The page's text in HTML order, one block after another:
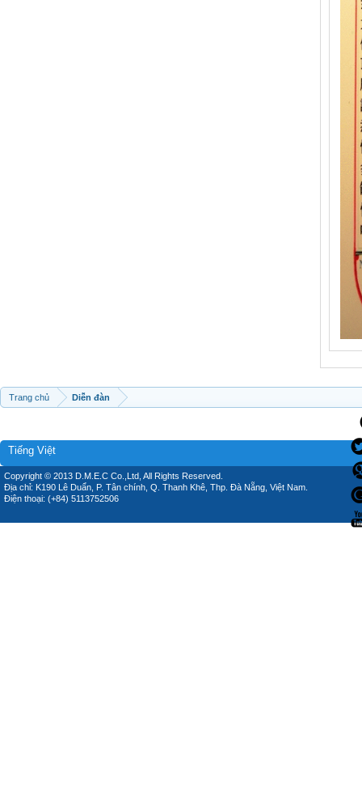
Trang chủ Diễn đàn
Tiếng Việt
Copyright © 2013 D.M.E.C Co.,Ltd, All Rights Reserved.
Địa chỉ: K190 Lê Duẩn, P. Tân chính, Q. Thanh Khê, Thp. Đà Nẵng, Việt Nam.
Điện thoại: (+84) 5113752506